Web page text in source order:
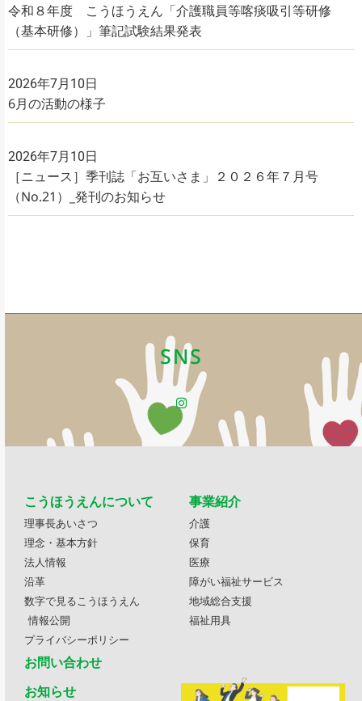
令和８年度 こうほうえん「介護職員等喀痰吸引等研修
（基本研修）」筆記試験結果発表
2026年7月10日
6月の活動の様子
2026年7月10日
［ニュース］季刊誌「お互いさま」２０２６年７月号
（No.21）_発刊のお知らせ
SNS
こうほうえんについて
理事長あいさつ
理念・基本方針
法人情報
沿革
数字で見るこうほうえん
情報公開
プライバシーポリシー
お問い合わせ
事業紹介
介護
保育
医療
障がい福祉サービス
地域総合支援
福祉用具
お知らせ